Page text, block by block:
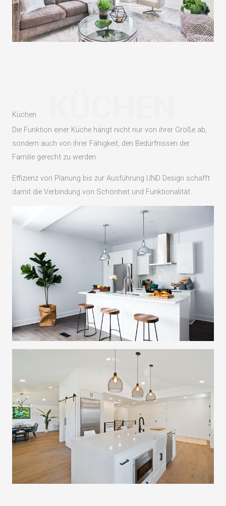
Küchen
Die Funktion einer Küche hängt nicht nur von ihrer Größe ab,
sondern auch von ihrer Fähigkeit, den Bedürfnissen der
Familie gerecht zu werden.
Effizienz von Planung bis zur Ausführung UND Design schafft
damit die Verbindung von Schönheit und Funktionalität.